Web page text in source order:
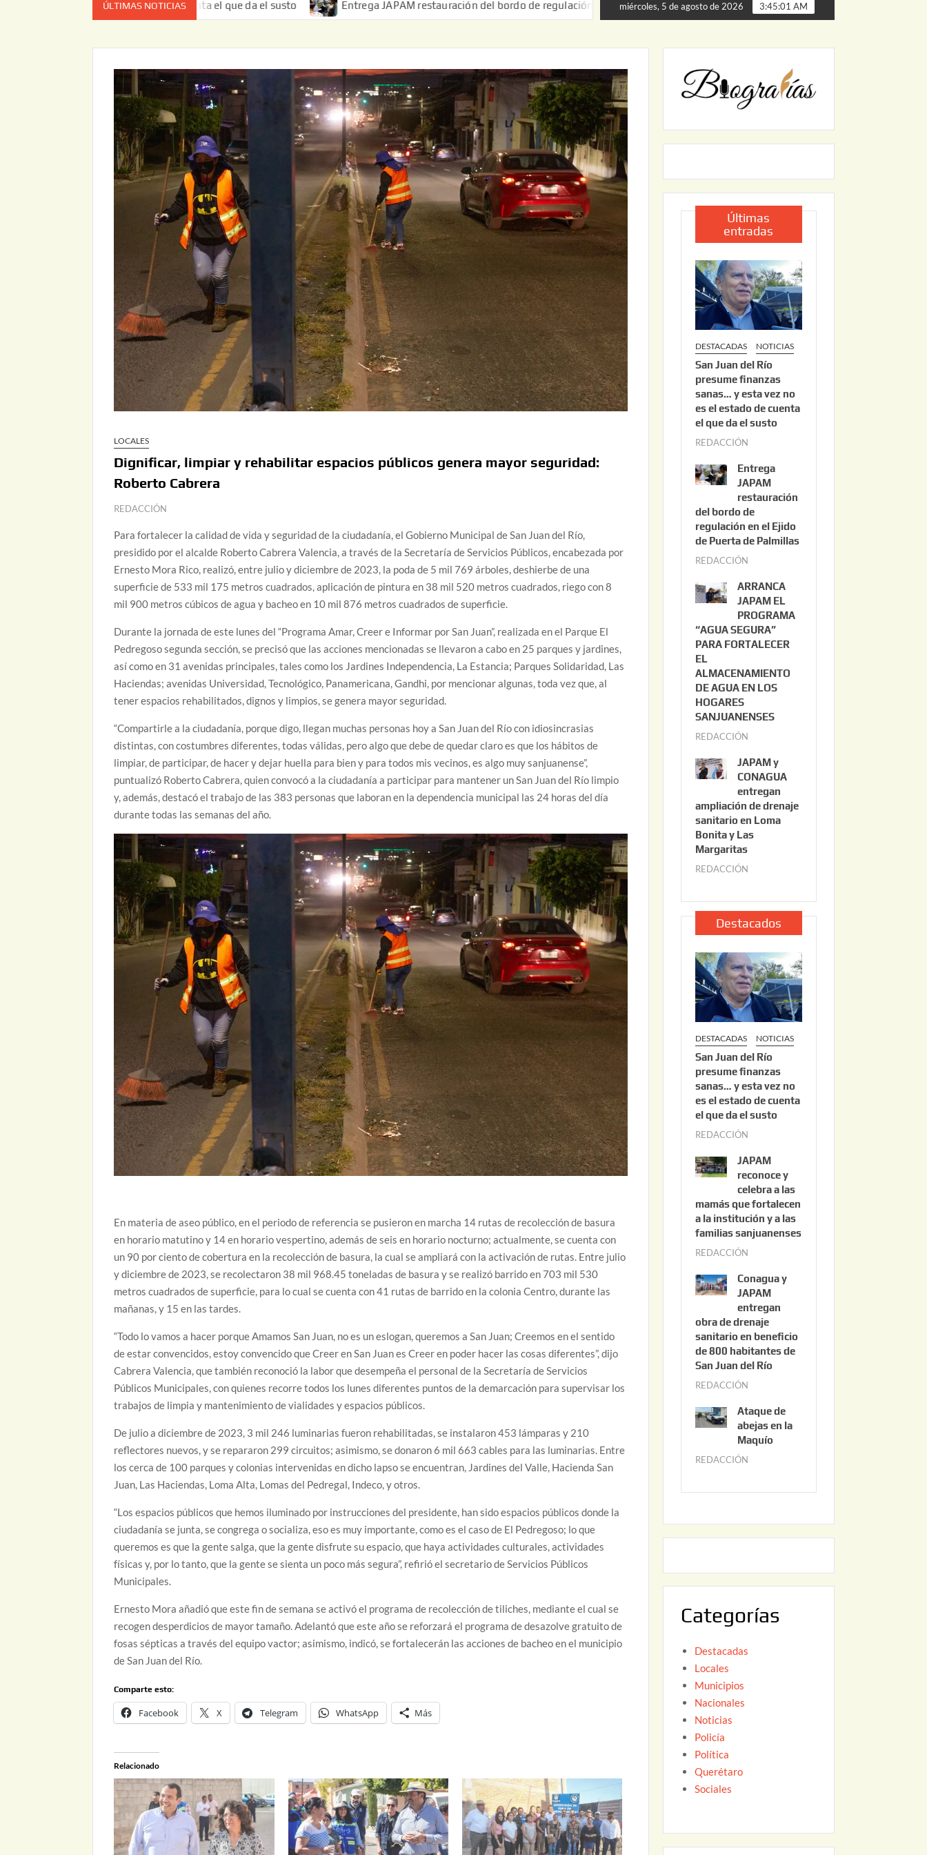
ÚLTIMAS NOTICIAS
no es el estado de cuenta el que da el susto Entrega JAPAM restauración del bordo de regulación en el Ejido de Puerta de Palmillas ARRANCA JAPAM EL PROGRAMA “AGUA
miércoles, 5 de agosto de 2026 3:45:02 AM
LOCALES
Dignificar, limpiar y rehabilitar espacios públicos genera mayor seguridad:
Roberto Cabrera
REDACCIÓN
Para fortalecer la calidad de vida y seguridad de la ciudadanía, el Gobierno Municipal de San Juan del Río,
presidido por el alcalde Roberto Cabrera Valencia, a través de la Secretaría de Servicios Públicos, encabezada por
Ernesto Mora Rico, realizó, entre julio y diciembre de 2023, la poda de 5 mil 769 árboles, deshierbe de una
superficie de 533 mil 175 metros cuadrados, aplicación de pintura en 38 mil 520 metros cuadrados, riego con 8
mil 900 metros cúbicos de agua y bacheo en 10 mil 876 metros cuadrados de superficie.
Durante la jornada de este lunes del “Programa Amar, Creer e Informar por San Juan”, realizada en el Parque El
Pedregoso segunda sección, se precisó que las acciones mencionadas se llevaron a cabo en 25 parques y jardines,
así como en 31 avenidas principales, tales como los Jardines Independencia, La Estancia; Parques Solidaridad, Las
Haciendas; avenidas Universidad, Tecnológico, Panamericana, Gandhi, por mencionar algunas, toda vez que, al
tener espacios rehabilitados, dignos y limpios, se genera mayor seguridad.
“Compartirle a la ciudadanía, porque digo, llegan muchas personas hoy a San Juan del Río con idiosincrasias
distintas, con costumbres diferentes, todas válidas, pero algo que debe de quedar claro es que los hábitos de
limpiar, de participar, de hacer y dejar huella para bien y para todos mis vecinos, es algo muy sanjuanense”,
puntualizó Roberto Cabrera, quien convocó a la ciudadanía a participar para mantener un San Juan del Río limpio
y, además, destacó el trabajo de las 383 personas que laboran en la dependencia municipal las 24 horas del día
durante todas las semanas del año.
En materia de aseo público, en el periodo de referencia se pusieron en marcha 14 rutas de recolección de basura
en horario matutino y 14 en horario vespertino, además de seis en horario nocturno; actualmente, se cuenta con
un 90 por ciento de cobertura en la recolección de basura, la cual se ampliará con la activación de rutas. Entre julio
y diciembre de 2023, se recolectaron 38 mil 968.45 toneladas de basura y se realizó barrido en 703 mil 530
metros cuadrados de superficie, para lo cual se cuenta con 41 rutas de barrido en la colonia Centro, durante las
mañanas, y 15 en las tardes.
“Todo lo vamos a hacer porque Amamos San Juan, no es un eslogan, queremos a San Juan; Creemos en el sentido
de estar convencidos, estoy convencido que Creer en San Juan es Creer en poder hacer las cosas diferentes”, dijo
Cabrera Valencia, que también reconoció la labor que desempeña el personal de la Secretaría de Servicios
Públicos Municipales, con quienes recorre todos los lunes diferentes puntos de la demarcación para supervisar los
trabajos de limpia y mantenimiento de vialidades y espacios públicos.
De julio a diciembre de 2023, 3 mil 246 luminarias fueron rehabilitadas, se instalaron 453 lámparas y 210
reflectores nuevos, y se repararon 299 circuitos; asimismo, se donaron 6 mil 663 cables para las luminarias. Entre
los cerca de 100 parques y colonias intervenidas en dicho lapso se encuentran, Jardines del Valle, Hacienda San
Juan, Las Haciendas, Loma Alta, Lomas del Pedregal, Indeco, y otros.
“Los espacios públicos que hemos iluminado por instrucciones del presidente, han sido espacios públicos donde la
ciudadanía se junta, se congrega o socializa, eso es muy importante, como es el caso de El Pedregoso; lo que
queremos es que la gente salga, que la gente disfrute su espacio, que haya actividades culturales, actividades
físicas y, por lo tanto, que la gente se sienta un poco más segura”, refirió el secretario de Servicios Públicos
Municipales.
Ernesto Mora añadió que este fin de semana se activó el programa de recolección de tiliches, mediante el cual se
recogen desperdicios de mayor tamaño. Adelantó que este año se reforzará el programa de desazolve gratuito de
fosas sépticas a través del equipo vactor; asimismo, indicó, se fortalecerán las acciones de bacheo en el municipio
de San Juan del Río.
Comparte esto:
Facebook X Telegram WhatsApp Más
Relacionado
Últimas
entradas
DESTACADAS NOTICIAS
San Juan del Río
presume finanzas
sanas… y esta vez no
es el estado de cuenta
el que da el susto
REDACCIÓN
o
s
t
o
3
2
0
2
6
Entrega
JAPAM
restauración
del bordo de
regulación en el Ejido
de Puerta de Palmillas
REDACCIÓN
l
i
o
2
0
ARRANCA
JAPAM EL
PROGRAMA
“AGUA SEGURA”
PARA FORTALECER
EL
ALMACENAMIENTO
DE AGUA EN LOS
HOGARES
SANJUANENSES
REDACCIÓN
l
i
o
2
2
2
6
JAPAM y
CONAGUA
entregan
ampliación de drenaje
sanitario en Loma
Bonita y Las
Margaritas
REDACCIÓN
l
i
o
2
2
,
2
0
2
6
Destacados
DESTACADAS NOTICIAS
San Juan del Río
presume finanzas
sanas… y esta vez no
es el estado de cuenta
el que da el susto
REDACCIÓN
s
t
o
3
0
2
6
JAPAM
reconoce y
celebra a las
mamás que fortalecen
a la institución y a las
familias sanjuanenses
REDACCIÓN
n
i
o
3
0
0
2
6
Conagua y
JAPAM
entregan
obra de drenaje
sanitario en beneficio
de 800 habitantes de
San Juan del Río
REDACCIÓN
n
i
0
2
Ataque de
abejas en la
Maquío
REDACCIÓN
y
2
Categorías
Destacadas
Locales
Municipios
Nacionales
Noticias
Policía
Política
Querétaro
Sociales